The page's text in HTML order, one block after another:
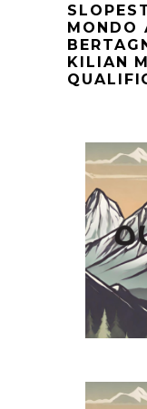
MONDO
KILIAN